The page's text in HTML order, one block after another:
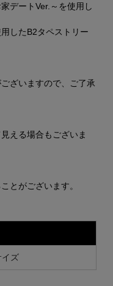
デートVer.～を使用し
したB2タペストリー
ざいますので、ご了承
える場合もございま
とがございます。
イズ